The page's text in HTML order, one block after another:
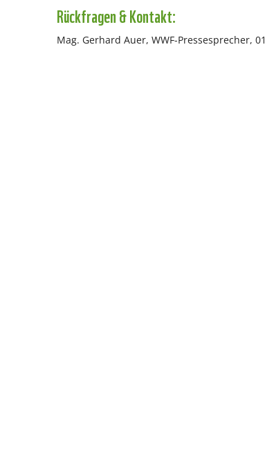
Rückfragen & Kontakt:
Mag. Gerhard Auer, WWF-Pressesprecher,